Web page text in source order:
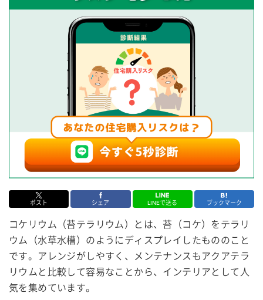
ポスト シェア LINEで送る ブックマーク
コケリウム（苔テラリウム）とは、苔（コケ）をテラリ
ウム（水草水槽）のようにディスプレイしたもののこと
です。アレンジがしやすく、メンテナンスもアクアテラ
リウムと比較して容易なことから、インテリアとして人
気を集めています。